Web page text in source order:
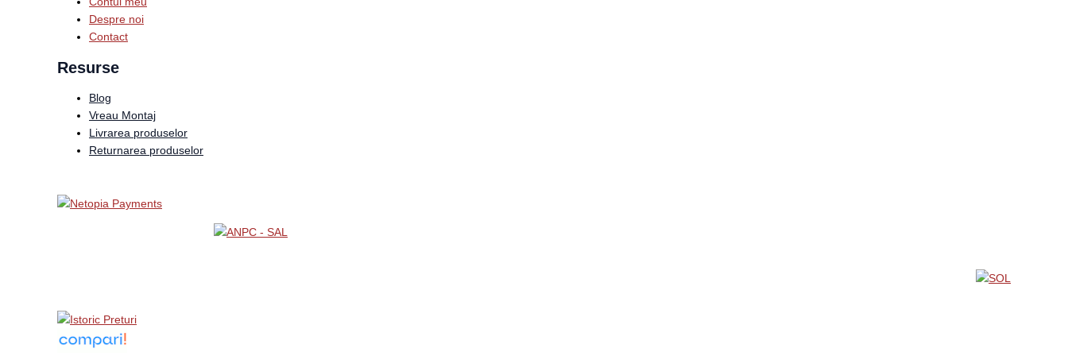
Despre noi
Contact
Resurse
Blog
Vreau Montaj
Livrarea produselor
Returnarea produselor